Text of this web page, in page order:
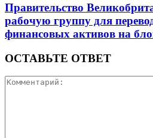
Правительство
рабочую группу для
финансовых активов на
ОСТАВЬТЕ ОТВЕТ